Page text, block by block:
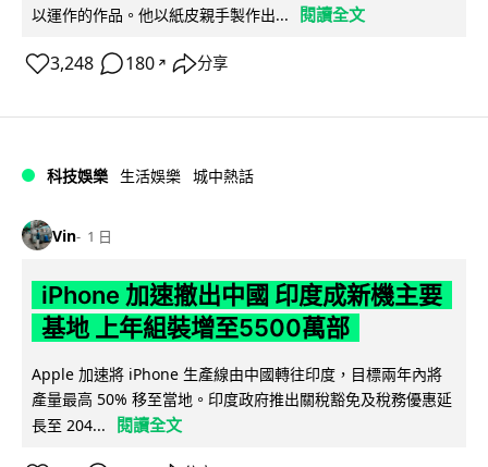
以運作的作品。他以紙皮親手製作出...
閱讀全文
3,248 180 ↗ 分享
科技娛樂 生活娛樂 城中熱話
Vin 1 日
iPhone 加速撤出中國 印度成新機主要
基地 上年組裝增至5500萬部
Apple 加速將 iPhone 生產線由中國轉往印度，目標兩年內將
產量最高 50% 移至當地。印度政府推出關稅豁免及稅務優惠延
長至 204...
閱讀全文